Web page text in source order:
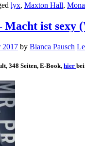
lyx, Maxton Hall,
ist sexy
2017 by Bianca Pausch
348 Seiten, E-Book, hier